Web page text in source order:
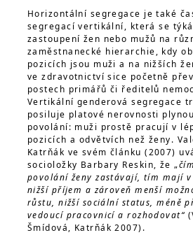
Horizontální segregace je také
segregací vertikální, která se
zastoupení žen nebo mužů na
zaměstnanecké hierarchie, kdy
pozicích jsou muži a na nižších
ve zdravotnictví sice početně
postech primářů či ředitelů
Vertikální genderová segregace
posiluje platové nerovnosti
povolání: muži prostě pracují v
pozicích a odvětvích než ženy.
Katrňák ve svém článku (2007)
socioložky Barbary Reskin, že „
povolání ženy zastávají, tím mají
nižší příjem a zároveň menší
růstu, nižší sociální status, méně
vedoucí pracovnicí a rozhodovat“
Šmídová, Katrňák 2007).